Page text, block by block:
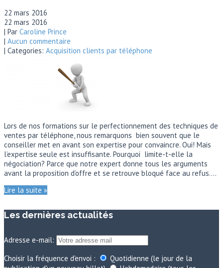
22 mars 2016
22 mars 2016
| Par Caroline Prince
| Aucun commentaire
| Categories: Acquisition clients par téléphone
Lors de nos formations sur le perfectionnement des techniques de
ventes par téléphone, nous remarquons bien souvent que le
conseiller met en avant son expertise pour convaincre. Oui! Mais
l’expertise seule est insuffisante. Pourquoi limite-t-elle la
négociation? Parce que notre expert donne tous les arguments
avant la proposition d’offre et se retrouve bloqué face au refus….
Lire la suite »
Les dernières actualités
Adresse e-mail:
Choisir la fréquence d'envoi :
Quotidienne (le jour de la